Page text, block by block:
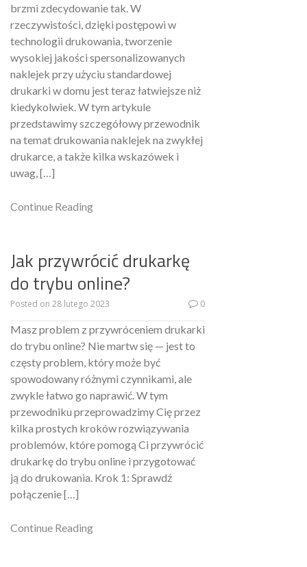
brzmi zdecydowanie tak. W
rzeczywistości, dzięki postępowi w
technologii drukowania, tworzenie
wysokiej jakości spersonalizowanych
naklejek przy użyciu standardowej
drukarki w domu jest teraz łatwiejsze niż
kiedykolwiek. W tym artykule
przedstawimy szczegółowy przewodnik
na temat drukowania naklejek na zwykłej
drukarce, a także kilka wskazówek i
uwag, […]
Continue Reading
Jak przywrócić drukarkę
do trybu online?
Posted on 28 lutego 2023 0
Masz problem z przywróceniem drukarki
do trybu online? Nie martw się — jest to
częsty problem, który może być
spowodowany różnymi czynnikami, ale
zwykle łatwo go naprawić. W tym
przewodniku przeprowadzimy Cię przez
kilka prostych kroków rozwiązywania
problemów, które pomogą Ci przywrócić
drukarkę do trybu online i przygotować
ją do drukowania. Krok 1: Sprawdź
połączenie […]
Continue Reading